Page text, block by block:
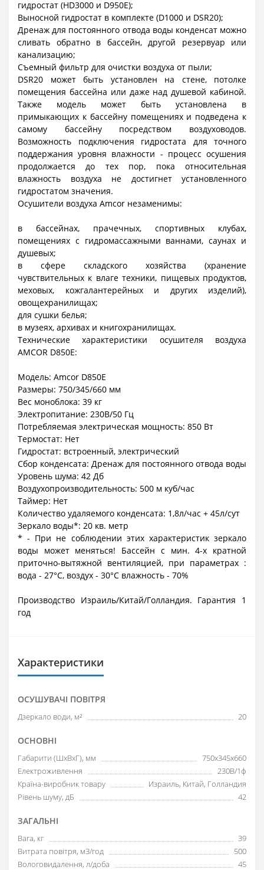
гидростат (HD3000 и D950E);
Выносной гидростат в комплекте (D1000 и DSR20);
Дренаж для постоянного отвода воды конденсат можно
сливать обратно в бассейн, другой резервуар или
канализацию;
Съемный фильтр для очистки воздуха от пыли;
DSR20 может быть установлен на стене, потолке
помещения бассейна или даже над душевой кабиной.
Также модель может быть установлена в
примыкающих к бассейну помещениях и подведена к
самому бассейну посредством воздуховодов.
Возможность подключения гидростата для точного
поддержания уровня влажности - процесс осушения
продолжается до тех пор, пока относительная
влажность воздуха не достигнет установленного
гидростатом значения.
Осушители воздуха Amcor незаменимы:
в бассейнах, прачечных, спортивных клубах,
помещениях с гидромассажными ваннами, саунах и
душевых;
в сфере складского хозяйства (хранение
чувствительных к влаге техники, пищевых продуктов,
меховых, кожгалантерейных и других изделий),
овощехранилищах;
для сушки белья;
в музеях, архивах и книгохранилищах.
Технические характеристики осушителя воздуха
AMCOR D850E:
Модель: Amcor D850E
Размеры: 750/345/660 мм
Вес моноблока: 39 кг
Электропитание: 230В/50 Гц
Потребляемая электрическая мощность: 850 Вт
Термостат: Нет
Гидростат: встроенный, электрический
Сбор конденсата: Дренаж для постоянного отвода воды
Уровень шума: 42 Дб
Воздухопроизводительность: 500 м куб/час
Таймер: Нет
Количество удаляемого конденсата: 1,8л/час + 45л/сут
Зеркало воды*: 20 кв. метр
* - При не соблюдении этих характеристик зеркало
воды может меняться! Бассейн с мин. 4-х кратной
приточно-вытяжной вентиляцией, при параметрах :
вода - 27°C, воздух - 30°C влажность - 70%
Производство Израиль/Китай/Голландия. Гарантия 1
год
Характеристики
ОСУШУВАЧІ ПОВІТРЯ
Дзеркало води, м² 20
ОСНОВНІ
Габарити (ШxВxГ), мм
750х345х660
Електроживлення
230В/1ф
Країна-виробник товару
Израиль, Китай, Голландия
Рівень шуму, дБ
42
ЗАГАЛЬНІ
Вага, кг
39
Витрата повітря, мЗ/год
500
Вологовидалення, л/доба
45